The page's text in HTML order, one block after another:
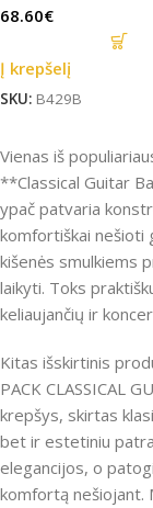
68.60€
Į krepšelį
SKU: B429B
Vienas iš
**Classical Guitar
ypač patvaria
komfortiškai nešioti
kišenės smulkiems
laikyti. Toks
keliaujančių ir
Kitas išskirtinis
PACK CLASSICAL
krepšys, skirtas
bet ir estetiniu
elegancijos, o
komfortą nešiojant.